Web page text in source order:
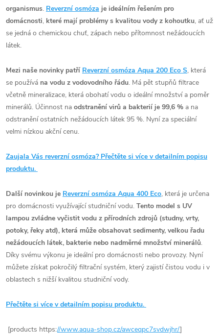
organismus. Reverzní osmóza je ideálním řešením pro
domácnosti, které mají problémy s kvalitou vody z kohoutku, ať už
se jedná o chemickou chuť, zápach nebo přítomnost nežádoucích
látek.
Mezi naše novinky patří Reverzní osmóza Aqua 200 Eco S, která
se používá na vodu z vodovodního řádu. Má pět stupňů filtrace
včetně mineralizace, která obohatí vodu o ideální množství a poměr
minerálů. Účinnost na odstranění virů a bakterií je 99,6 % a na
odstranění ostatních nežádoucích látek 95 %. Nyní za speciální
velmi nízkou akční cenu.
Zaujala Vás reverzní osmóza? Přečtěte si více v detailním popisu
produktu.
Další novinkou je Reverzní osmóza Aqua 400 Eco, která je určena
pro domácnosti využívající studniční vodu. Tento model s UV
lampou zvládne vyčistit vodu z přírodních zdrojů (studny, vrty,
potoky, řeky atd), která může obsahovat sedimenty, velkou řadu
nežádoucích látek, bakterie nebo nadměrné množství minerálů.
Díky svému výkonu je ideální pro domácnosti nebo provozy. Nyní
můžete získat pokročilý filtrační systém, který zajistí čistou vodu i v
oblastech s nižší kvalitou studniční vody.
Přečtěte si více v detailním popisu produktu.
[products https://www.aqua-shop.cz/awceqpc7svdwjhr/]